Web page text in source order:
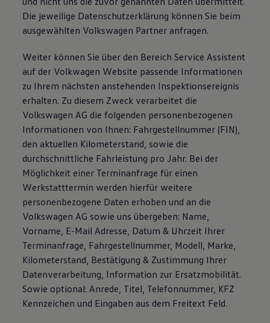
Die jeweilige Datenschutzerklärung können Sie beim
ausgewählten Volkswagen Partner anfragen.
Weiter können Sie über den Bereich Service Assistent
auf der Volkwagen Website passende Informationen
zu Ihrem nächsten anstehenden Inspektionsereignis
erhalten. Zu diesem Zweck verarbeitet die
Volkswagen AG die folgenden personenbezogenen
Informationen von Ihnen: Fahrgestellnummer (FIN),
den aktuellen Kilometerstand, sowie die
durchschnittliche Fahrleistung pro Jahr. Bei der
Möglichkeit einer Terminanfrage für einen
Werkstatttermin werden hierfür weitere
personenbezogene Daten erhoben und an die
Volkswagen AG sowie uns übergeben: Name,
Vorname, E-Mail Adresse, Datum & Uhrzeit Ihrer
Terminanfrage, Fahrgestellnummer, Modell, Marke,
Kilometerstand, Bestätigung & Zustimmung Ihrer
Datenverarbeitung, Information zur Ersatzmobilität.
Sowie optional: Anrede, Titel, Telefonnummer, KFZ
Kennzeichen und Eingaben aus dem Freitext Feld.